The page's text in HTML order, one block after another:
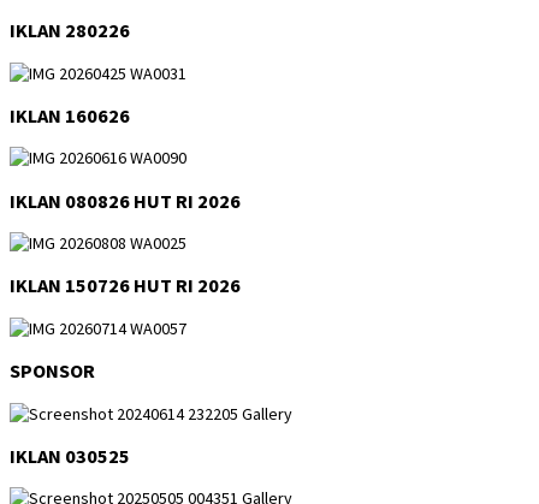
IKLAN 280226
IKLAN 160626
IKLAN 080826 HUT RI 2026
IKLAN 150726 HUT RI 2026
SPONSOR
IKLAN 030525